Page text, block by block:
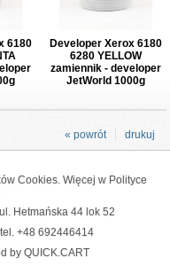
6180
Developer Xerox 6180
6280 YELLOW
zamiennik - developer
JetWorld 1000g
drukuj
« powrót
Cookies. Więcej w Polityce
Hetmańska 44 lok 52
+48 692446414
by QUICK.CART